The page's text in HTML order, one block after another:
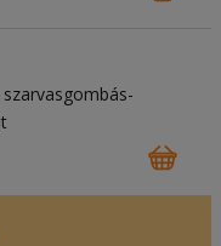
szarvasgombás-